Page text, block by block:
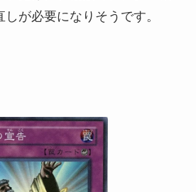
が必要になりそうです。